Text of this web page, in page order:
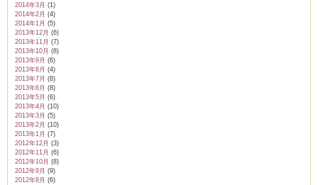
2014年3月 (1)
2014年2月 (4)
2014年1月 (5)
2013年12月 (6)
2013年11月 (7)
2013年10月 (8)
2013年9月 (6)
2013年8月 (4)
2013年7月 (8)
2013年6月 (8)
2013年5月 (6)
2013年4月 (10)
2013年3月 (5)
2013年2月 (10)
2013年1月 (7)
2012年12月 (3)
2012年11月 (6)
2012年10月 (8)
2012年9月 (9)
2012年8月 (6)